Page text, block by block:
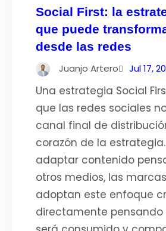
Social First: la
que puede
desde las redes
Juanjo Artero Jul 17,
Una estrategia Social
que las redes sociales
canal final de
corazón de la
adaptar contenido
otros medios, las
adoptan este enfoque
directamente